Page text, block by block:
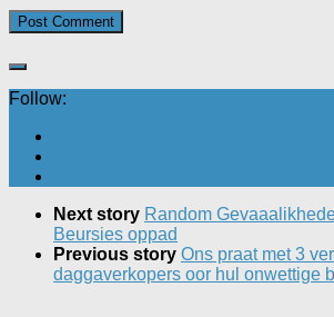
Follow:
Next story Random
Beursies oppad
Previous story Ons praat met 3
daggaverkopers oor hul onwettige